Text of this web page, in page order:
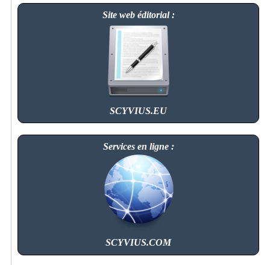
Site web éditorial :
SCYVIUS.EU
Services en ligne :
SCYVIUS.COM